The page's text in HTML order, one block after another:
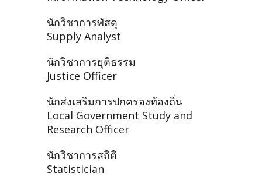
นักวิชาการพัสดุ
Supply Analyst
นักวิชาการยุติธรรม
Justice Officer
นักส่งเสริมการปกครองท้องถิ่น
Local Government Study and
Research Officer
นักวิชาการสถิติ
Statistician